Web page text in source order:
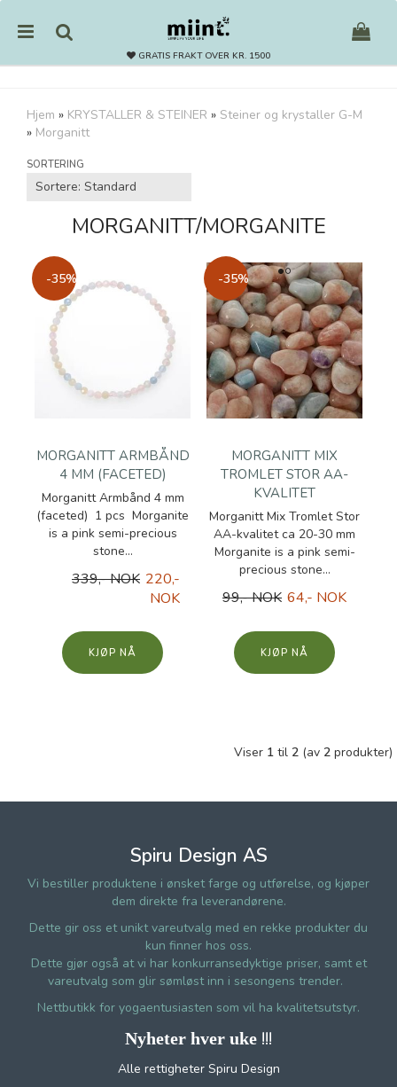
GRATIS FRAKT OVER KR. 1500
Hjem » KRYSTALLER & STEINER » Steiner og krystaller G-M
» Morganitt
SORTERING
MORGANITT/MORGANITE
-35%
MORGANITT ARMBÅND
4 MM (FACETED)
Morganitt Armbånd 4 mm
(faceted) 1 pcs Morganite
is a pink semi-precious
stone...
339,- NOK 220,-
NOK
KJØP
-35%
MORGANITT MIX
TROMLET STOR AA-
KVALITET
Morganitt Mix Tromlet Stor
AA-kvalitet ca 20-30 mm
Morganite is a pink semi-
precious stone...
99,- NOK 64,- NOK
KJØP
Viser 1 til 2 (av 2 produkter)
Spiru Design AS
Vi bestiller produktene i ønsket farge og utførelse, og kjøper
dem direkte fra leverandørene.
Dette gir oss et unikt vareutvalg med en rekke produkter du
kun finner hos oss.
Dette gjør også at vi har konkurransedyktige priser, samt et
vareutvalg som glir sømløst inn i sesongens trender.
Nettbutikk for yogaentusiasten som vil ha kvalitetsutstyr.
Nyheter hver uke !!!
Alle rettigheter Spiru Design